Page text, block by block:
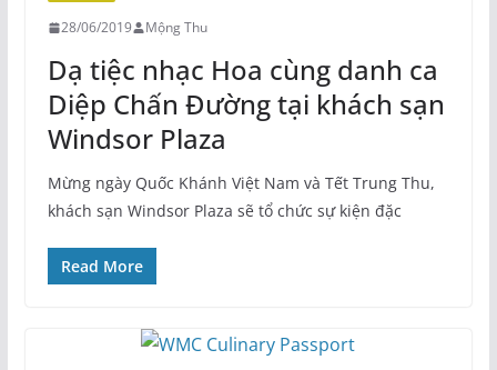
28/06/2019 Mộng Thu
Dạ tiệc nhạc Hoa cùng danh ca
Diệp Chấn Đường tại khách sạn
Windsor Plaza
Mừng ngày Quốc Khánh Việt Nam và Tết Trung Thu,
khách sạn Windsor Plaza sẽ tổ chức sự kiện đặc
Read More